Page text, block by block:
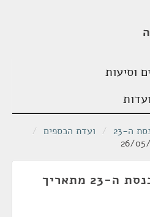
וסיעות
ועדות
ה-23 / ועדת הכספים /
ישיבת ועדה של הכנסת ה-23 מתאריך